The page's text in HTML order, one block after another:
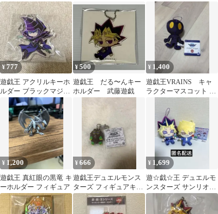
ーホルダー 2点セット
キーホルダー ぬいぐる
¥777
遊戯王 アクリルキーホ
ルダー ブラックマジシ
ャン デフォルメ アクキ
¥500
遊戯王 だる〜んキー
ホルダー 武藤遊戯
¥ 1,400
遊戯王VRAINS キャ
ラクターマスコット Ai
¥ 1,200
遊戯王 真紅眼の黒竜 キ
ーホルダー フィギュア
¥666
遊戯王デュエルモンス
ターズ フィギュアキー
ホルダー vol.1 クリボ
¥ 1,699
遊☆戯☆王 デュエルモ
ンスターズ サンリオマ
スコット 遊戯王 2個